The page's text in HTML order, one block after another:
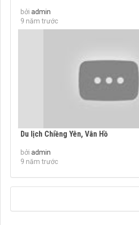
bởi admin
9 năm trước
Du lịch Chiềng Yên, Vân Hồ
bởi admin
9 năm trước